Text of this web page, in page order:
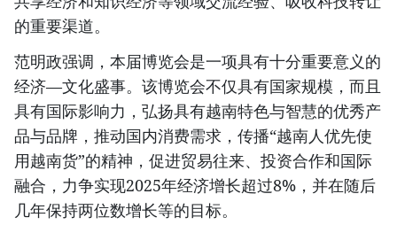
的重要渠道。
范明政强调，本届博览会是一项具有十分重要意义的
经济—文化盛事。该博览会不仅具有国家规模，而且
具有国际影响力，弘扬具有越南特色与智慧的优秀产
品与品牌，推动国内消费需求，传播“越南人优先使
用越南货”的精神，促进贸易往来、投资合作和国际
融合，力争实现2025年经济增长超过8%，并在随后
几年保持两位数增长等的目标。